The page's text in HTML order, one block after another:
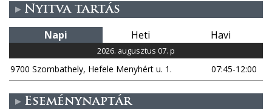
a
l
a
k
Nyitva tartás
Napi Heti Havi
2026. augusztus 07. p
9700 Szombathely, Hefele Menyhért u. 1. 07:45-12:00
Eseménynaptár